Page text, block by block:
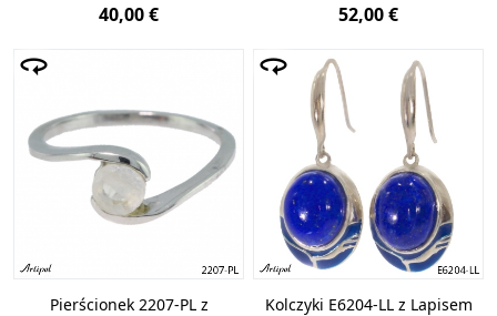
40,00 € 52,00 €
Pierścionek 2207-PL z
Kolczyki E6204-LL z Lapisem